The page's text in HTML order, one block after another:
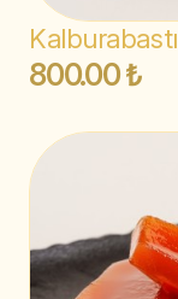
Kalburabastı
800.00 ₺